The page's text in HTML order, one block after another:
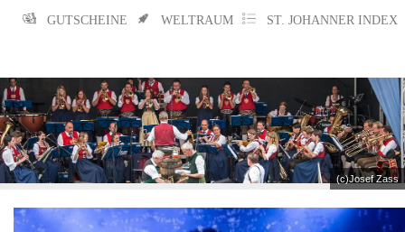
GUTSCHEINE WELTRAUM ST. JOHANNER INDEX
(c)Josef Zass